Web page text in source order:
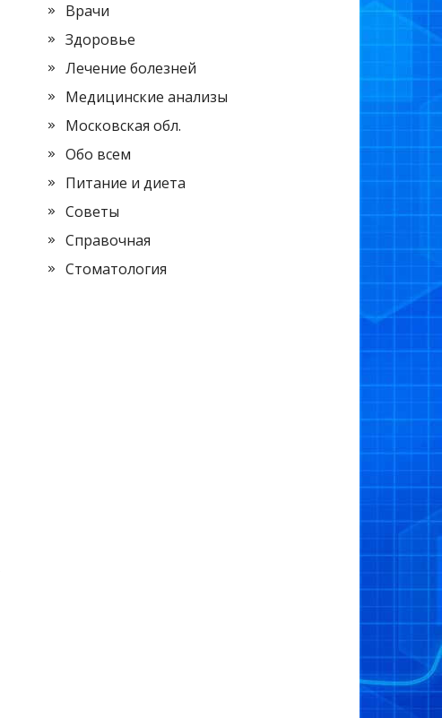
Врачи
Здоровье
Лечение болезней
Медицинские анализы
Московская обл.
Обо всем
Питание и диета
Советы
Справочная
Стоматология